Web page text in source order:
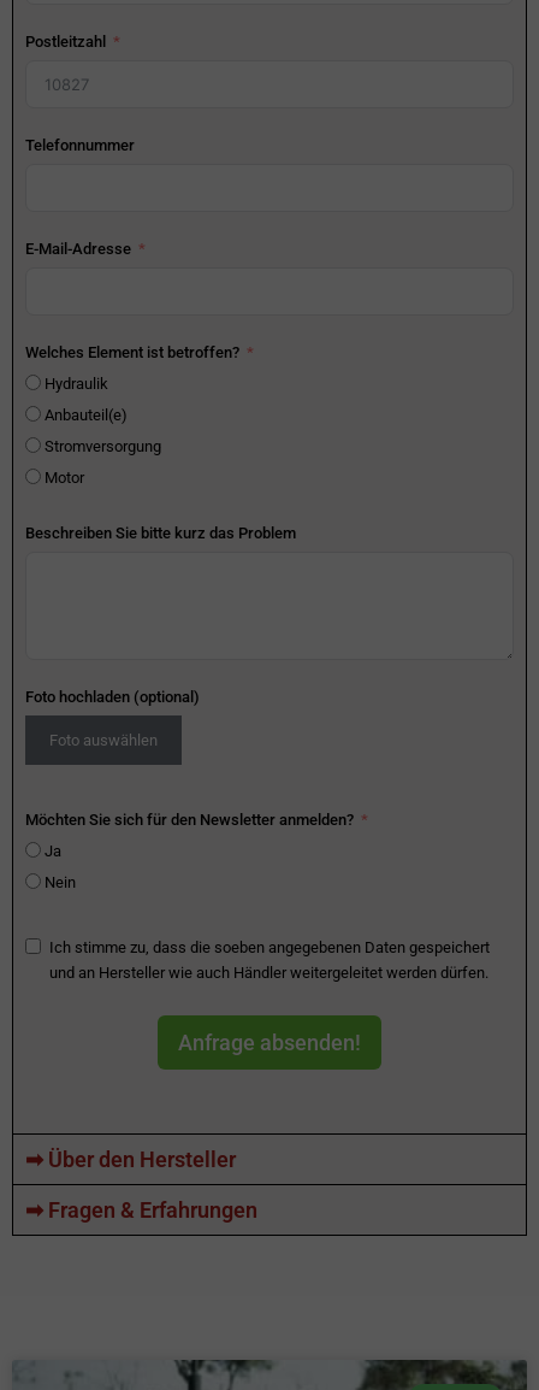
Postleitzahl
Telefonnummer
E-Mail-Adresse
Welches Element ist betroffen?
Hydraulik
Anbauteil(e)
Stromversorgung
Motor
Beschreiben Sie bitte kurz das Problem
Foto hochladen (optional)
Foto auswählen
Möchten Sie sich für den Newsletter anmelden?
Ja
Nein
Ich stimme zu, dass die soeben angegebenen Daten gespeichert
und an Hersteller wie auch Händler weitergeleitet werden dürfen.
Anfrage absenden!
➡ Über den Hersteller
➡ Fragen & Erfahrungen